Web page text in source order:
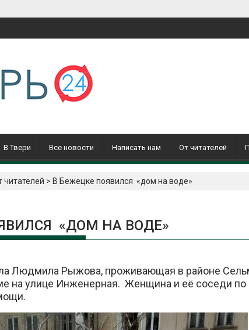
В Твери Все новости Написать нам От читателей
читателей > В Бежецке появился «дом на воде»
«ДОМ НА ВОДЕ»
Людмила Рыжова, проживающая в районе
на улице Инженерная. Женщина и её соседи